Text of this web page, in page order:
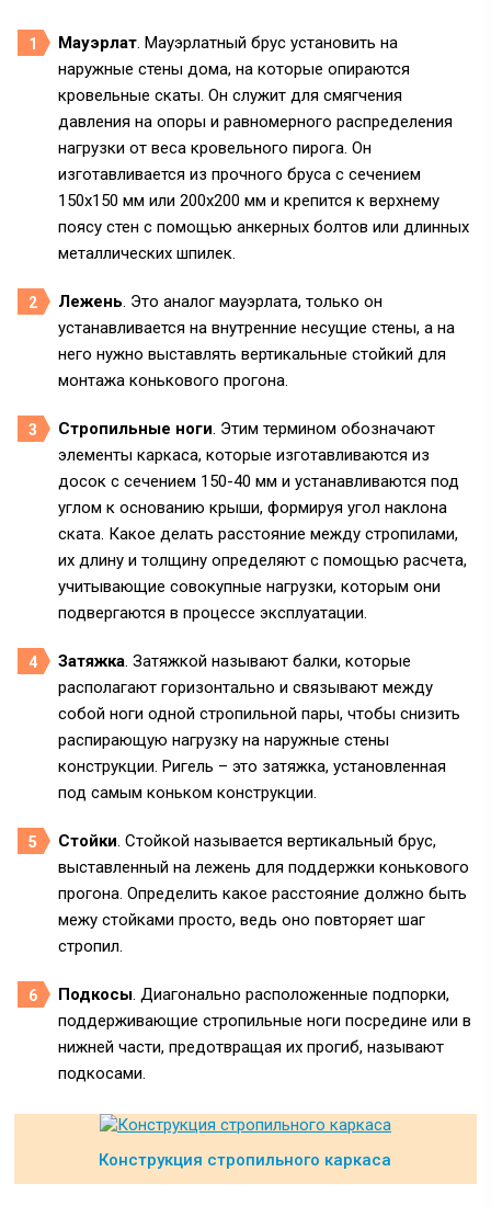
Мауэрлат. Мауэрлатный брус установить на
наружные стены дома, на которые опираются
кровельные скаты. Он служит для смягчения
давления на опоры и равномерного распределения
нагрузки от веса кровельного пирога. Он
изготавливается из прочного бруса с сечением
150х150 мм или 200х200 мм и крепится к верхнему
поясу стен с помощью анкерных болтов или длинных
металлических шпилек.
Лежень. Это аналог мауэрлата, только он
устанавливается на внутренние несущие стены, а на
него нужно выставлять вертикальные стойкий для
монтажа конькового прогона.
Стропильные ноги. Этим термином обозначают
элементы каркаса, которые изготавливаются из
досок с сечением 150-40 мм и устанавливаются под
углом к основанию крыши, формируя угол наклона
ската. Какое делать расстояние между стропилами,
их длину и толщину определяют с помощью расчета,
учитывающие совокупные нагрузки, которым они
подвергаются в процессе эксплуатации.
Затяжка. Затяжкой называют балки, которые
располагают горизонтально и связывают между
собой ноги одной стропильной пары, чтобы снизить
распирающую нагрузку на наружные стены
конструкции. Ригель – это затяжка, установленная
под самым коньком конструкции.
Стойки. Стойкой называется вертикальный брус,
выставленный на лежень для поддержки конькового
прогона. Определить какое расстояние должно быть
межу стойками просто, ведь оно повторяет шаг
стропил.
Подкосы. Диагонально расположенные подпорки,
поддерживающие стропильные ноги посредине или в
нижней части, предотвращая их прогиб, называют
подкосами.
Конструкция стропильного каркаса